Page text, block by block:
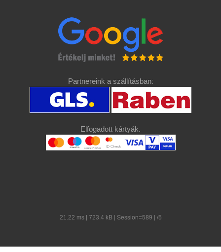
Partnereink a szállításban:
Elfogadott kártyák:
21.22 ms | 723.4 kB | Session=589 | /5